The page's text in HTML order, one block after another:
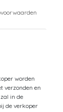
worden
verzonden en
in de
de verkoper